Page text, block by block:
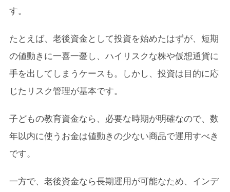
す。
たとえば、老後資金として投資を始めたはずが、短期
の値動きに一喜一憂し、ハイリスクな株や仮想通貨に
手を出してしまうケースも。しかし、投資は目的に応
じたリスク管理が基本です。
子どもの教育資金なら、必要な時期が明確なので、数
年以内に使うお金は値動きの少ない商品で運用すべき
です。
一方で、老後資金なら長期運用が可能なため、インデ